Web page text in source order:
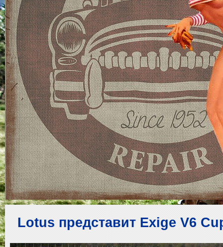
Lotus представит Exige V6